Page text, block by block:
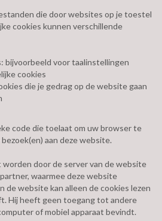
die door websites op je toestel
cookies kunnen verschillende
bijvoorbeeld voor taalinstellingen
cookies
die je gedrag op de website gaan
code die toelaat om uw browser te
aan deze website.
door de server van de website
waarmee deze website
de website kan alleen de cookies lezen
Hij heeft geen toegang tot andere
of mobiel apparaat bevindt.